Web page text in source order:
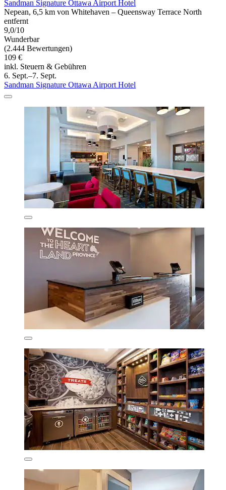
Sandman Signature Ottawa Airport Hotel
Nepean, 6,5 km von Whitehaven – Queensway Terrace North
entfernt
9,0/10
Wunderbar
(2.444 Bewertungen)
109 €
inkl. Steuern & Gebühren
6. Sept.–7. Sept.
Sandman Signature Ottawa Airport Hotel